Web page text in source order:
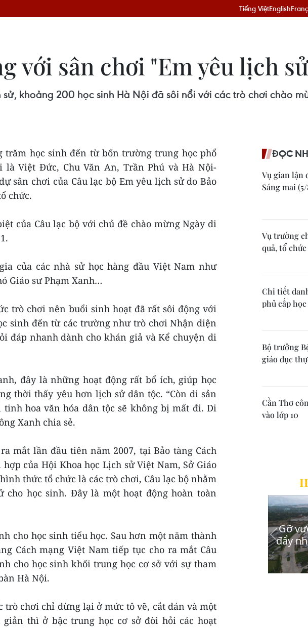
Tiếng ViệtEnglish
với sân chơi "Em yêu lịch
khoảng 200 học sinh Hà Nội đã sôi nổi với các trò chơi chào
trăm học sinh đến từ bốn trường trung học phổ
Việt Đức, Chu Văn An, Trần Phú và Hà Nội-
sân chơi của Câu lạc bộ Em yêu lịch sử do Bảo
chức.
của Câu lạc bộ với chủ đề chào mừng Ngày di
của các nhà sử học hàng đầu Việt Nam như
Giáo sư Phạm Xanh…
trò chơi nên buổi sinh hoạt đã rất sôi động với
sinh đến từ các trường như trò chơi Nhận diện
đáp nhanh dành cho khán giả và Kể chuyện di
đây là những hoạt động rất bổ ích, giúp học
thời thấy yêu hơn lịch sử dân tộc. “Còn di sản
hoa văn hóa dân tộc sẽ không bị mất đi. Di
Xanh chia sẻ.
mắt lần đầu tiên năm 2007, tại Bảo tàng Cách
của Hội Khoa học Lịch sử Việt Nam, Sở Giáo
thức tổ chức là các trò chơi, Câu lạc bộ nhằm
cho học sinh. Đây là một hoạt động hoàn toàn
cho học sinh tiểu học. Sau hơn một năm thành
Cách mạng Việt Nam tiếp tục cho ra mắt Câu
cho học sinh khối trung học cơ sở với sự tham
Hà Nội.
trò chơi chỉ dừng lại ở mức tô vẽ, cắt dán và một
giản thì ở bậc trung học cơ sở đòi hỏi các hoạt
ĐỌC
Vụ gian lận
Sáng mai
Vụ trường
quả, tổ
Chi tiết
phủ cấp
Bộ trưởng
giáo dục
Cần Thơ
vào lớp 10